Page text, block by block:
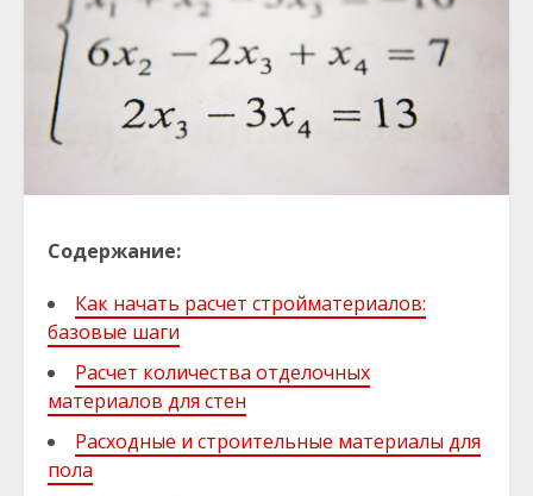
Содержание:
Как начать расчет стройматериалов:
базовые шаги
Расчет количества отделочных
материалов для стен
Расходные и строительные материалы для
пола